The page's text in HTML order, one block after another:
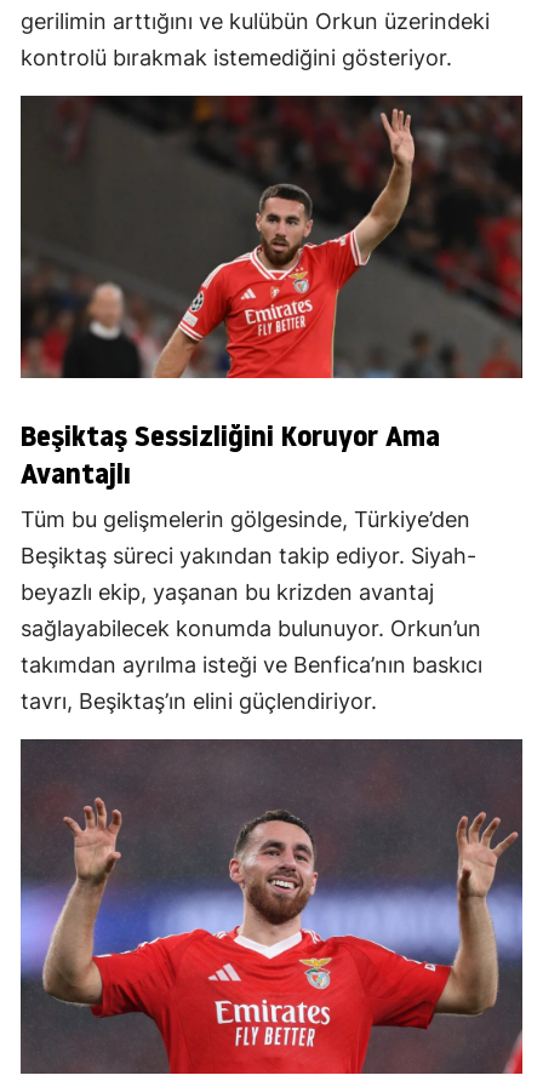
gerilimin arttığını ve kulübün Orkun üzerindeki
kontrolü bırakmak istemediğini gösteriyor.
Beşiktaş Sessizliğini Koruyor Ama
Avantajlı
Tüm bu gelişmelerin gölgesinde, Türkiye’den
Beşiktaş süreci yakından takip ediyor. Siyah-
beyazlı ekip, yaşanan bu krizden avantaj
sağlayabilecek konumda bulunuyor. Orkun’un
takımdan ayrılma isteği ve Benfica’nın baskıcı
tavrı, Beşiktaş’ın elini güçlendiriyor.